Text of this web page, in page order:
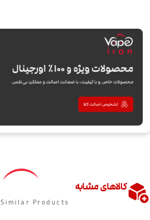
کالاهای مشابه
Similar Products